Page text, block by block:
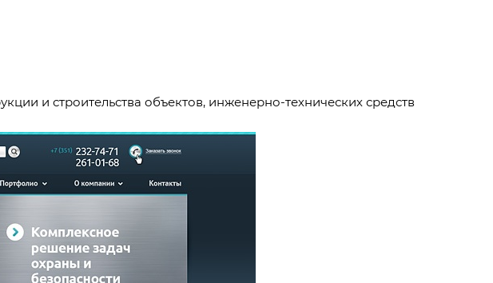
и строительства объектов, инженерно-технических средств